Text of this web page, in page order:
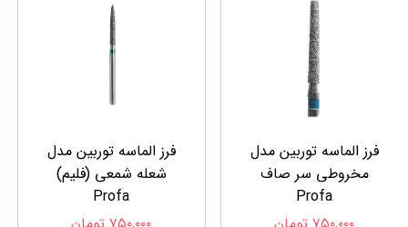
فرز الماسه توربین مدل
مخروطی سر صاف
Profa
فرز الماسه توربین مدل
شعله شمعی (فلیم)
Profa